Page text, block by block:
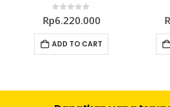
0out of 5
Rp6.220.000
ADD TO CART